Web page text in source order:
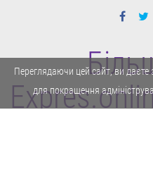
Переглядаючи цей сайт, ви даєте
для покращення